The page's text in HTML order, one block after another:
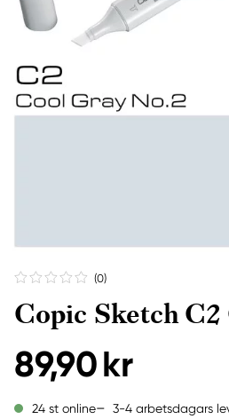
(0)
Copic Sketch
89,90 kr
24 st online 3-4 arbetsdagars